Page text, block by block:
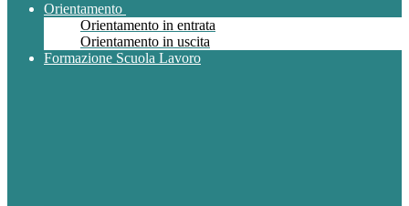
Orientamento
Orientamento in entrata
Orientamento in uscita
Formazione Scuola Lavoro